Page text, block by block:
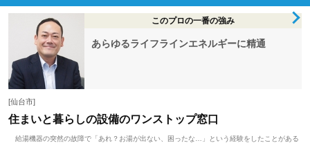
このプロの一番の強み
あらゆるライフラインエネルギーに精通
[仙台市]
住まいと暮らしの設備のワンストップ窓口
給湯機器の突然の故障で「あれ？お湯が出ない、困ったな…」という経験をしたことがある